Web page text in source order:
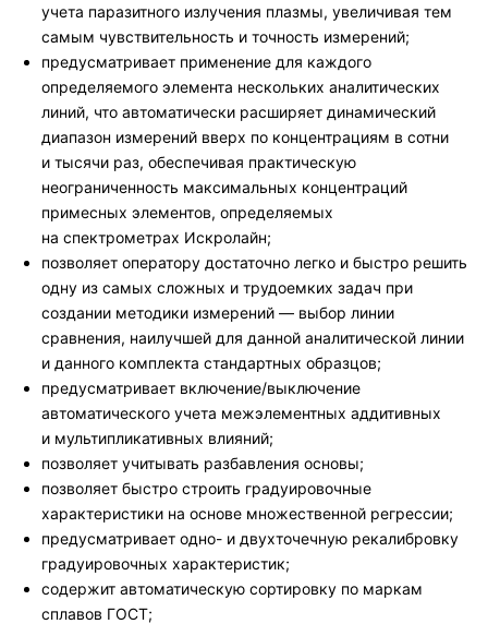
учета паразитного излучения плазмы, увеличивая тем
самым чувствительность и точность измерений;
предусматривает применение для каждого
определяемого элемента нескольких аналитических
линий, что автоматически расширяет динамический
диапазон измерений вверх по концентрациям в сотни
и тысячи раз, обеспечивая практическую
неограниченность максимальных концентраций
примесных элементов, определяемых
на спектрометрах Искролайн;
позволяет оператору достаточно легко и быстро решить
одну из самых сложных и трудоемких задач при
создании методики измерений — выбор линии
сравнения, наилучшей для данной аналитической линии
и данного комплекта стандартных образцов;
предусматривает включение/выключение
автоматического учета межэлементных аддитивных
и мультипликативных влияний;
позволяет учитывать разбавления основы;
позволяет быстро строить градуировочные
характеристики на основе множественной регрессии;
предусматривает одно- и двухточечную рекалибровку
градуировочных характеристик;
содержит автоматическую сортировку по маркам
сплавов ГОСТ;